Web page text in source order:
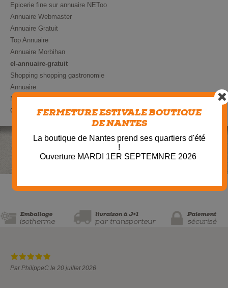
Epicerie fine sur annuaire NEToo
Annuaire Webmaster
Annuaire Gratuit
Top Annuaire
Annuaire Morbihan
el-annuaire-gratuit
Shopping shopping gastronomie
Annuaire
Maison Lucas à Quiberon
Charcuterie du Pont Romain
Par PhilippeC le 20 juillet 2026
FERMETURE ESTIVALE BOUTIQUE
DE NANTES
La boutique de Nantes prend ses quartiers d'été
!
Ouverture MARDI 1ER SEPTEMNRE 2026